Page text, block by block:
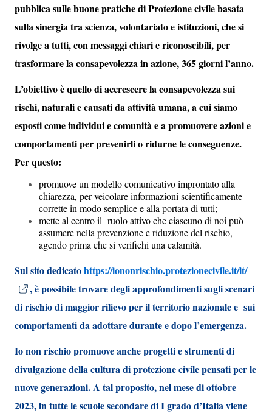
pubblica sulle buone pratiche di Protezione civile basata
sulla sinergia tra scienza, volontariato e istituzioni, che si
rivolge a tutti, con messaggi chiari e riconoscibili, per
trasformare la consapevolezza in azione, 365 giorni l’anno.
L’obiettivo è quello di accrescere la consapevolezza sui
rischi, naturali e causati da attività umana, a cui siamo
esposti come individui e comunità e a promuovere azioni e
comportamenti per prevenirli o ridurne le conseguenze.
Per questo:
promuove un modello comunicativo improntato alla
chiarezza, per veicolare informazioni scientificamente
corrette in modo semplice e alla portata di tutti;
mette al centro il ruolo attivo che ciascuno di noi può
assumere nella prevenzione e riduzione del rischio,
agendo prima che si verifichi una calamità.
Sul sito dedicatohttps://iononrischio.protezionecivile.it/it/
, è possibile trovare degli approfondimenti sugli scenari
di rischio di maggior rilievo per il territorio nazionale e sui
comportamenti da adottare durante e dopo l’emergenza.
Io non rischio promuove anche progetti e strumenti di
divulgazione della cultura di protezione civile pensati per le
nuove generazioni. A tal proposito, nel mese di ottobre
2023, in tutte le scuole secondare di I grado d’Italia viene